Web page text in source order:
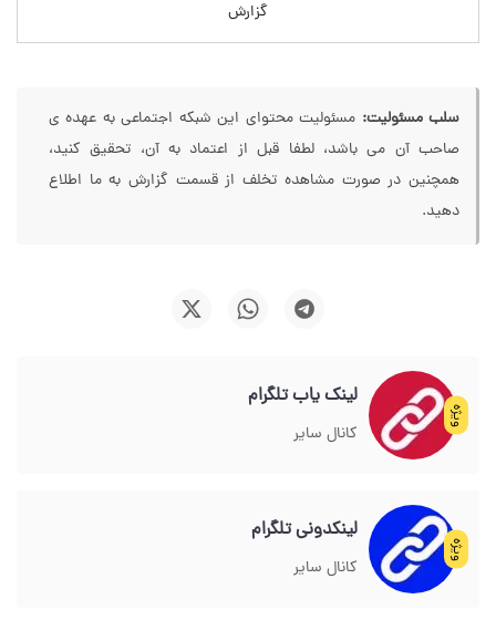
گزارش
سلب مسئولیت: مسئولیت محتوای این شبکه اجتماعی به عهده ی
صاحب آن می باشد، لطفا قبل از اعتماد به آن، تحقیق کنید،
همچنین در صورت مشاهده تخلف از قسمت گزارش به ما اطلاع
دهید.
ویژه
لینک یاب تلگرام
کانال سایر
ویژه
لینکدونی تلگرام
کانال سایر